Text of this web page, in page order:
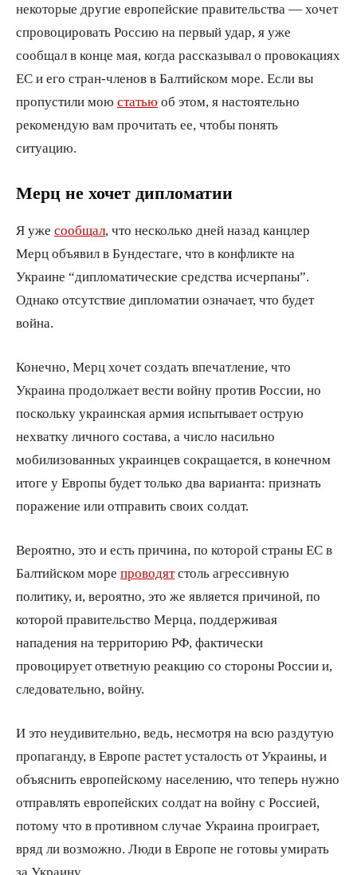
некоторые другие европейские правительства — хочет
спровоцировать Россию на первый удар, я уже
сообщал в конце мая, когда рассказывал о провокациях
ЕС и его стран-членов в Балтийском море. Если вы
пропустили мою статью об этом, я настоятельно
рекомендую вам прочитать ее, чтобы понять
ситуацию.
Мерц не хочет дипломатии
Я уже сообщал , что несколько дней назад канцлер
Мерц объявил в Бундестаге, что в конфликте на
Украине “дипломатические средства исчерпаны”.
Однако отсутствие дипломатии означает, что будет
война.
Конечно, Мерц хочет создать впечатление, что
Украина продолжает вести войну против России, но
поскольку украинская армия испытывает острую
нехватку личного состава, а число насильно
мобилизованных украинцев сокращается, в конечном
итоге у Европы будет только два варианта: признать
поражение или отправить своих солдат.
Вероятно, это и есть причина, по которой страны ЕС в
Балтийском море проводятстоль агрессивную
политику, и, вероятно, это же является причиной, по
которой правительство Мерца, поддерживая
нападения на территорию РФ, фактически
провоцирует ответную реакцию со стороны России и,
следовательно, войну.
И это неудивительно, ведь, несмотря на всю раздутую
пропаганду, в Европе растет усталость от Украины, и
объяснить европейскому населению, что теперь нужно
отправлять европейских солдат на войну с Россией,
потому что в противном случае Украина проиграет,
вряд ли возможно. Люди в Европе не готовы умирать
за Украину.